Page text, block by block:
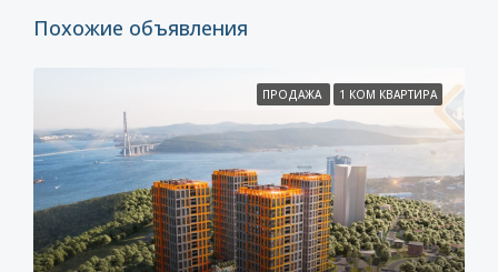
Похожие объявления
ПРОДАЖА 1 КОМ КВАРТИРА